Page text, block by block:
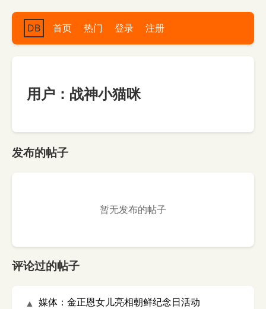
DB 首页 热门 登录 注册
用户：战神小猫咪
发布的帖子
暂无发布的帖子
评论过的帖子
▲
媒体：金正恩女儿亮相朝鲜纪念日活动